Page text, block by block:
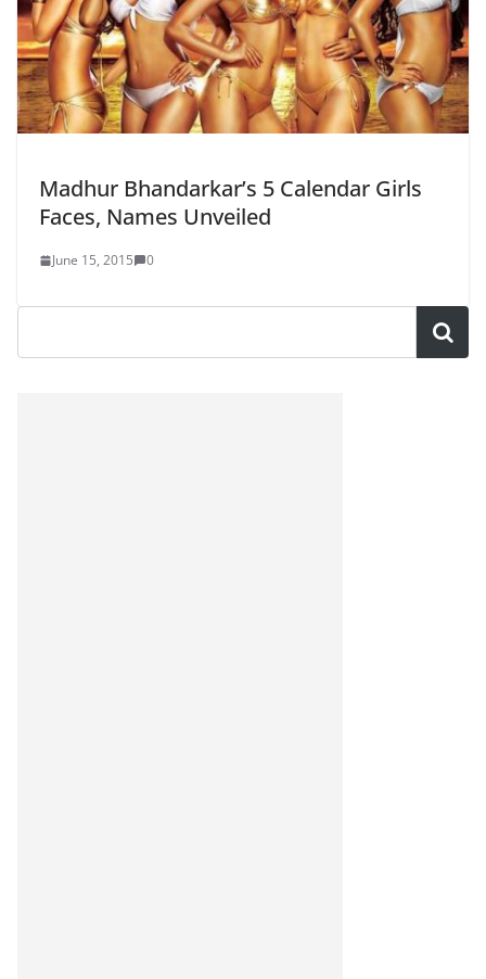
Madhur Bhandarkar’s 5 Calendar Girls
Faces, Names Unveiled
June 15, 2015 0